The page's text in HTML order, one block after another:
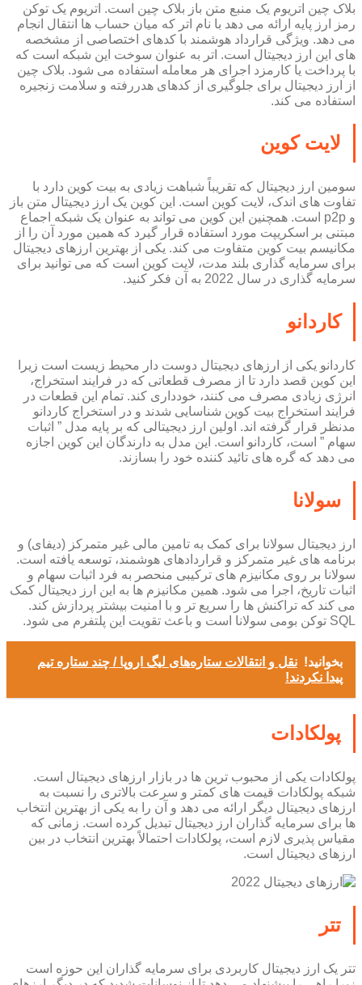
بلاک چین اتریوم یک منبع متن باز بلاک چین است. اتریوم یک توکن
رمز ارز پایه ارائه می دهد با نام اتر که میان حساب ها انتقال انجام
می دهد. ویژگی قرارداد هوشمند با کدهای اختصاصی از مشخصه
های این ارز دیجیتال است. اتر به عنوان سوخت این شبکه است که
با پرداخت یا کارمزد اجرای هر معامله استفاده می شود. بلاک چین
از ارز دیجیتال برای جلوگیری از کدهای هدررفته و سلامت زنجیره
استفاده می کند.
لایت کوین
سومین ارز دیجیتال که تقریباً شباهت زیادی به بیت کوین دارد با
تفاوت های اندک، لایت کوین است. این کوین یک ارز دیجیتال متن باز
و p2p است. همچنین این کوین می تواند به عنوان یک شبکه اجماع
مبتنی بر اسکریپت مورد استفاده قرار گیرد که همین مورد آن را از
مکانیسم بیت کوین متفاوت می کند. یکی از بهترین ارزهای دیجیتال
برای سرمایه گذاری بلند مدت، لایت کوین است که می توانید برای
سرمایه گذاری در سال 2022 به آن فکر کنید.
کاردانو
کاردانو یکی از ارزهای دیجیتال دوست دار محیط زیست است زیرا
این کوین قصد دارد تا از مصرف قطعاتی که در فرایند استخراج،
انرژی زیادی مصرف می کنند، خودداری کند. تمام این قطعات در
فرایند استخراج بیت کوین شناسایی شدند و در استخراج کاردانو
مدنظر قرار گرفته اند. اولین ارز دیجیتالی که بر پایه مدل ” اثبات
سهام ” است، کاردانو است. این مدل به دارندگان این کوین اجازه
می دهد که گره های تائید کننده خود را بسازند.
سولانا
ارز دیجیتال سولانا برای کمک به تامین مالی غیر متمرکز (دیفای) و
برنامه های غیر متمرکز و قراردادهای هوشمند، توسعه یافته است.
سولانا بر روی مکانیزم های ترکیبی منحصر به فرد اثبات سهام و
اثبات تاریخ، اجرا می شود. همین مکانیزم ها به این ارز دیجیتال کمک
می کند که تراکنش ها را سریع تر و با امنیت بیشتر پردازش کند.
SQL توکن بومی سولانا است و باعث تقویت این پلتفرم می شود.
بخوانید! نقل و انتقالات ستاره‌های لیگ اروپا / چند ستاره تیم
پیدا نکردند!
پولکادات
پولکادات یکی از محبوب ترین ها در بازار ارزهای دیجیتال است.
شبکه پولکادات قیمت های کمتر و سرعت بالاتری را نسبت به
ارزهای دیجیتال دیگر ارائه می دهد و آن را به یکی از بهترین انتخاب
ها برای سرمایه گذاران ارز دیجیتال تبدیل کرده است. زمانی که
مقیاس پذیری لازم است، پولکادات احتمالاً بهترین انتخاب در بین
ارزهای دیجیتال است.
تتر
تتر یک ارز دیجیتال کاربردی برای سرمایه گذاران این حوزه است